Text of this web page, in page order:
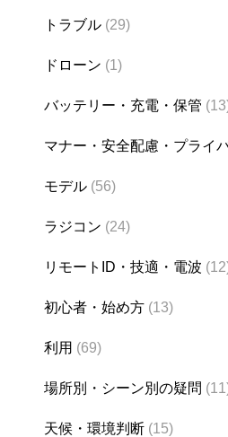
トラブル (29)
ドローン (1)
バッテリー・充電・保管
マナー・安全配慮・プライ
モデル (56)
ラジコン (24)
リモートID・技適・電波
初心者・始め方 (13)
利用 (69)
場所別・シーン別の疑問
天候・環境判断 (15)